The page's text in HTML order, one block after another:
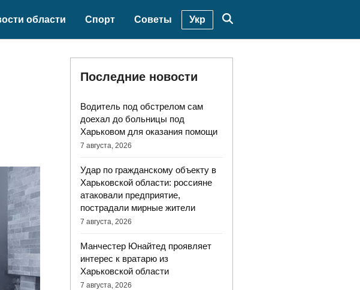
области Спорт Советы Укр
Последние новости
Водитель под обстрелом сам
доехал до больницы под
Харьковом для оказания помощи
7 августа, 2026
Удар по гражданскому объекту в
Харьковской области: россияне
атаковали предприятие,
пострадали мирные жители
7 августа, 2026
Манчестер Юнайтед проявляет
интерес к вратарю из
Харьковской области
7 августа, 2026